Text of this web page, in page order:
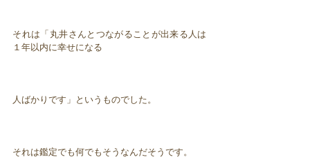
それは「丸井さんとつながることが出来る人は
１年以内に幸せになる
人ばかりです」というものでした。
それは鑑定でも何でもそうなんだそうです。